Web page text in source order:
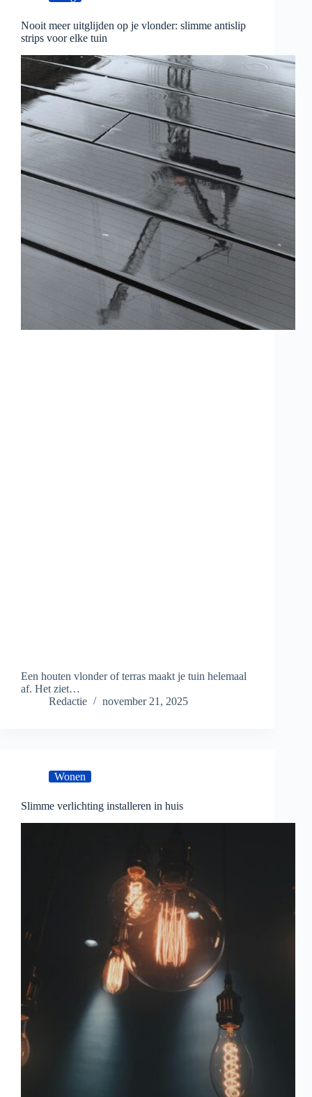
Nooit meer uitglijden op je vlonder: slimme antislip
strips voor elke tuin
Een houten vlonder of terras maakt je tuin helemaal
af. Het ziet…
Redactie
november 21, 2025
Wonen
Slimme verlichting installeren in huis